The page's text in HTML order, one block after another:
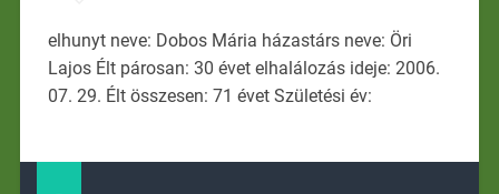
elhunyt neve: Dobos Mária házastárs neve: Öri
Lajos Élt párosan: 30 évet elhalálozás ideje: 2006.
07. 29. Élt összesen: 71 évet Születési év: